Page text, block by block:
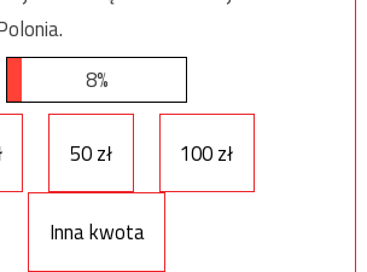
8%
50 zł 100 zł
Inna kwota